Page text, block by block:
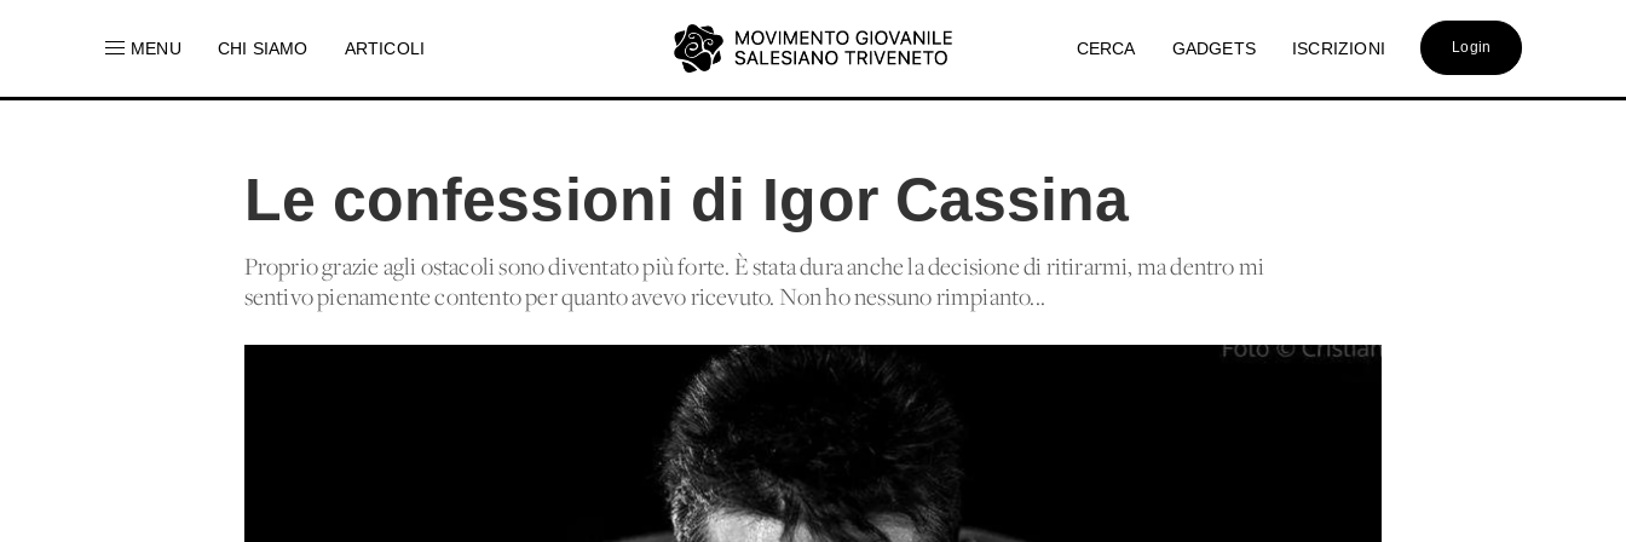
MENU CHI SIAMO ARTICOLI CERCA GADGETS ISCRIZIONI Login
Le confessioni di Igor Cassina
Proprio grazie agli ostacoli sono diventato più forte. È stata dura anche la decisione di ritirarmi, ma dentro mi
sentivo pienamente contento per quanto avevo ricevuto. Non ho nessuno rimpianto...